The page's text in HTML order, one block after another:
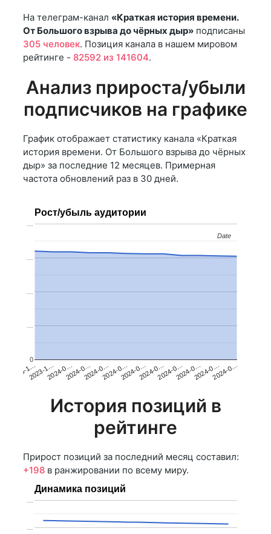
На телеграм-канал «Краткая история времени.
От Большого взрыва до чёрных дыр» подписаны
305 человек. Позиция канала в нашем мировом
рейтинге - 82592 из 141604.
Анализ прироста/убыли
подписчиков на графике
График отображает статистику канала «Краткая
история времени. От Большого взрыва до чёрных
дыр» за последние 12 месяцев. Примерная
частота обновлений раз в 30 дней.
Рост/убыль аудитории
2023-1…2023-1…2024-0…2024-0…2024-0…2024-0…2024-0…2024-0…2024-0…2024-0…2024-0…2024-0…
0
…
…
…
…
Date
Date
История позиций в
рейтинге
Прирост позиций за последний месяц составил:
+198 в ранжировании по всему миру.
Динамика позиций
…
…